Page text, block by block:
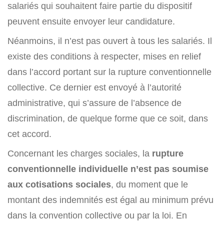
salariés qui souhaitent faire partie du dispositif
peuvent ensuite envoyer leur candidature.
Néanmoins, il n’est pas ouvert à tous les salariés. Il
existe des conditions à respecter, mises en relief
dans l’accord portant sur la rupture conventionnelle
collective. Ce dernier est envoyé à l’autorité
administrative, qui s’assure de l’absence de
discrimination, de quelque forme que ce soit, dans
cet accord.
Concernant les charges sociales, la rupture
conventionnelle individuelle n’est pas soumise
aux cotisations sociales, du moment que le
montant des indemnités est égal au minimum prévu
dans la convention collective ou par la loi. En